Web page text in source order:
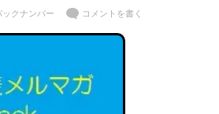
クナンバー コメントを書く